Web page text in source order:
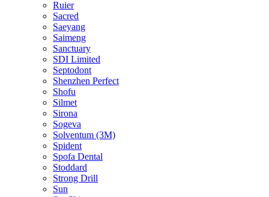
Ruier
Sacred
Saeyang
Saimeng
Sanctuary
SDI Limited
Septodont
Shenzhen Perfect
Shofu
Silmet
Sirona
Sogeva
Solventum (3M)
Spident
Spofa Dental
Stoddard
Strong Drill
Sun